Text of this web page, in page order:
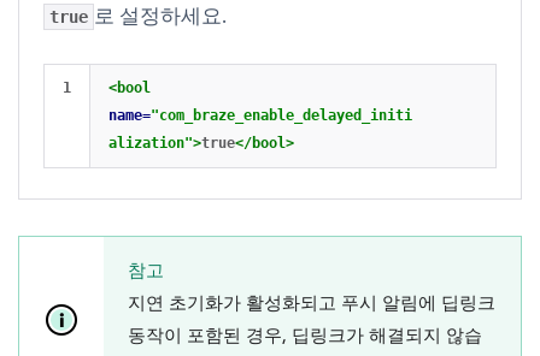
true 로 설정하세요.
<bool
name="com_braze_enable_delayed_initi
alization">true</bool>
참고
지연 초기화가 활성화되고 푸시 알림에 딥링크
동작이 포함된 경우, 딥링크가 해결되지 않습